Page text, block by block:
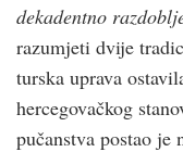
dekadentno
razumjeti dvije
turska uprava
hercegovačkog
pučanstva postao je